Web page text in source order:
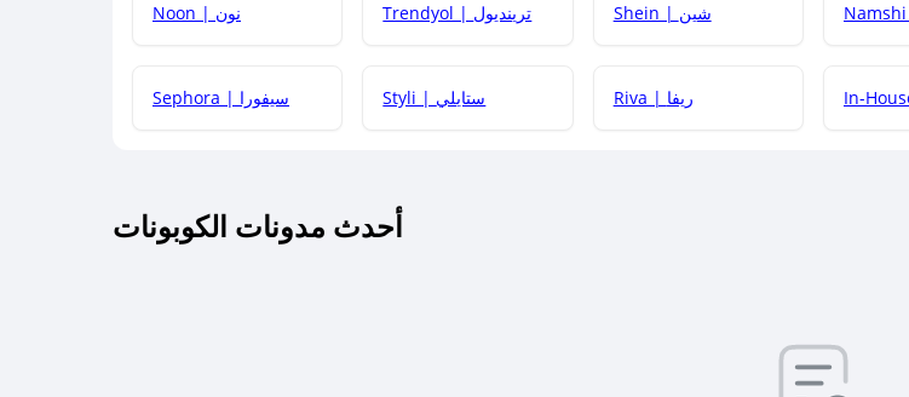
Noon | نون Trendyol | ترينديول Shein | شين
Sephora | سيفورا Styli | ستايلي Riva | ريفا
أحدث مدونات الكوبونات